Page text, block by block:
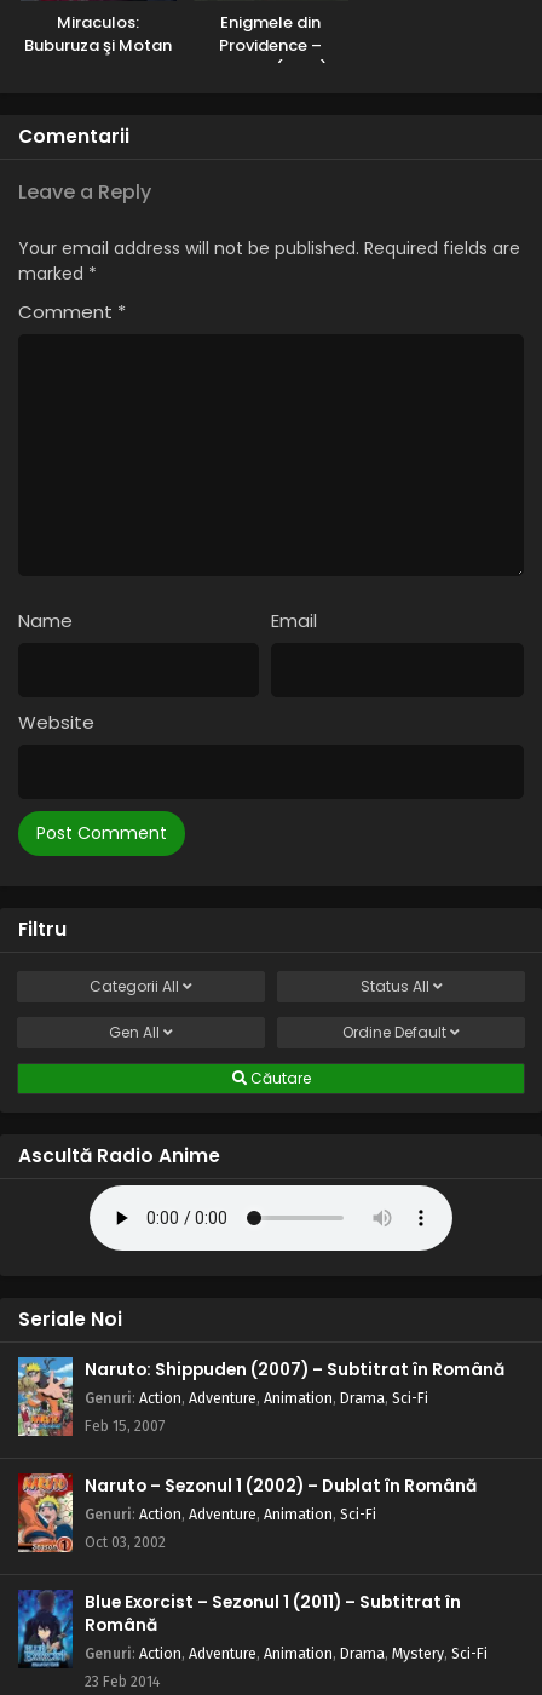
Miraculos:
Buburuza şi Motan
Enigmele din
Providence –
Sezonul 1 (2001) –
Comentarii
Leave a Reply
Your email address will not be published. Required fields are
marked *
Comment *
Name Email
Website
Filtru
Categorii All Status All
Gen All Ordine Default
Căutare
Ascultă Radio Anime
Seriale Noi
Naruto: Shippuden (2007) – Subtitrat în Română
Genuri: Action, Adventure, Animation, Drama, Sci-Fi
Feb 15, 2007
Naruto – Sezonul 1 (2002) – Dublat în Română
Genuri: Action, Adventure, Animation, Sci-Fi
Oct 03, 2002
Blue Exorcist – Sezonul 1 (2011) – Subtitrat în
Română
Genuri: Action, Adventure, Animation, Drama, Mystery, Sci-Fi
23 Feb 2014